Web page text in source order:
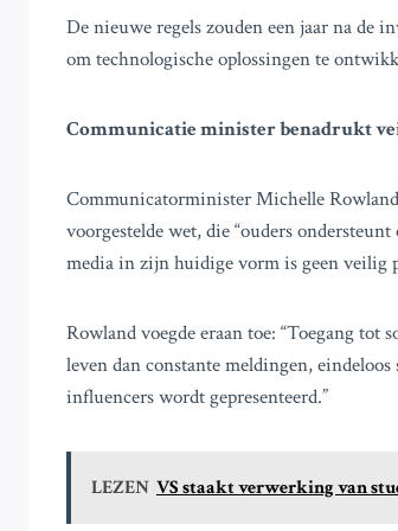
De nieuwe regels zouden een jaar na de
om technologische oplossingen te
Communicatie minister benadrukt
Communicatorminister Michelle
voorgestelde wet, die “ouders
media in zijn huidige vorm is geen veilig
Rowland voegde eraan toe: “Toegang tot
leven dan constante meldingen,
influencers wordt gepresenteerd.”
LEZEN VS staakt verwerking van